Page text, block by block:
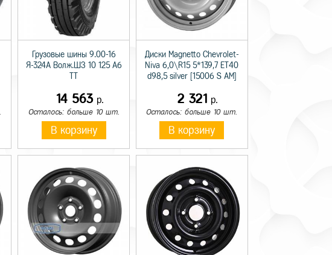
Грузовые шины 9.00-16
Я-324А Волж.ШЗ 10 125 A6
14 563р.
Осталось: больше 10 шт.
В корзину
Диски Magnetto Chevrolet-
Niva 6,0\R15 5*139,7 ET40
d98,5 silver [15006 S AM]
2 321 р.
Осталось: больше 10 шт.
В корзину